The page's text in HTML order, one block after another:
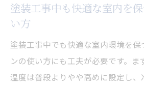
塗装工事中も快適な室内を
い方
塗装工事中でも快適な室内環境を
ンの使い方にも工夫が必要です。ま
温度は普段よりやや高めに設定し、